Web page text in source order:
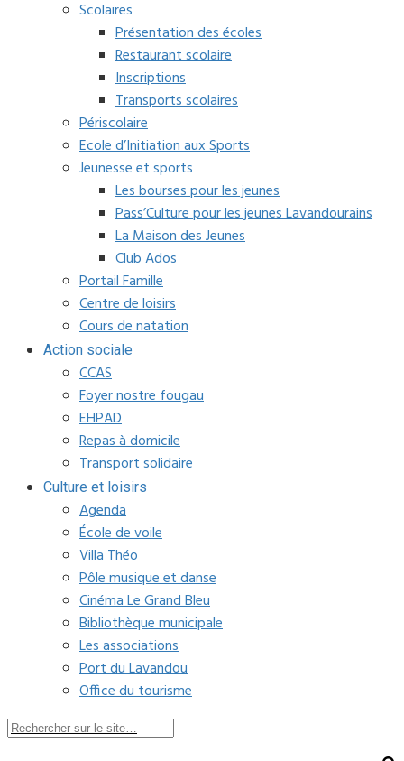
Scolaires
Présentation des écoles
Restaurant scolaire
Inscriptions
Transports scolaires
Périscolaire
Ecole d’Initiation aux Sports
Jeunesse et sports
Les bourses pour les jeunes
Pass’Culture pour les jeunes Lavandourains
La Maison des Jeunes
Club Ados
Portail Famille
Centre de loisirs
Cours de natation
Action sociale
CCAS
Foyer nostre fougau
EHPAD
Repas à domicile
Transport solidaire
Culture et loisirs
Agenda
École de voile
Villa Théo
Pôle musique et danse
Cinéma Le Grand Bleu
Bibliothèque municipale
Les associations
Port du Lavandou
Office du tourisme